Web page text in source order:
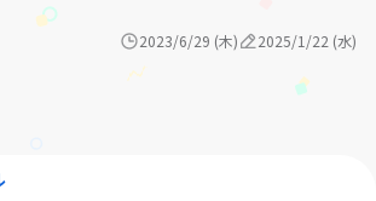
2023/6/29 (木) 2025/1/22 (水)